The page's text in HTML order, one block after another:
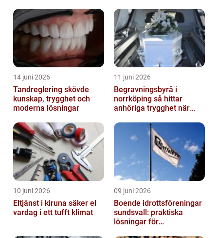
14 juni 2026
Tandreglering skövde
kunskap, trygghet och
moderna lösningar
11 juni 2026
Begravningsbyrå i
norrköping så hittar
anhöriga trygghet när
10 juni 2026
Eltjänst i kiruna säker el
vardag i ett tufft klimat
09 juni 2026
Boende idrottsföreningar
sundsvall: praktiska
lösningar för